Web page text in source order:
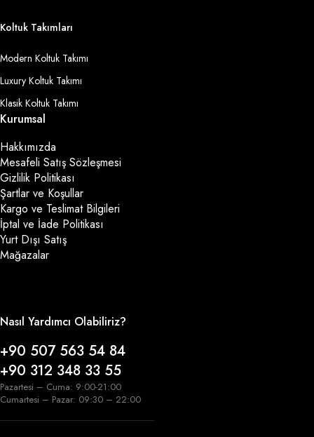
Koltuk Takımları
Modern Koltuk Takımı
Luxury Koltuk Takımı
Klasik Koltuk Takımı
Kurumsal
Hakkımızda
Mesafeli Satış Sözleşmesi
Gizlilik Politikası
Şartlar ve Koşullar
Kargo ve Teslimat Bilgileri
İptal ve İade Politikası
Yurt Dışı Satış
Mağazalar
Nasıl Yardımcı Olabiliriz?
+90 507 563 54 84
+90 312 348 33 55
Pazartesi – Cuma: 9:00-21:00
Cumartesi – Pazar: 09:30 – 22:00